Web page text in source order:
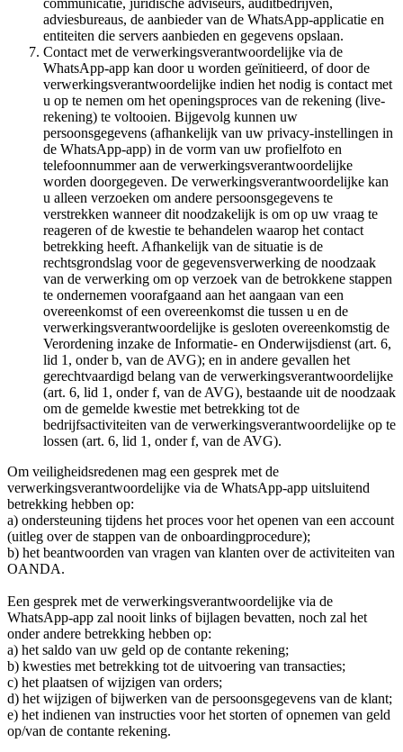
communicatie, juridische adviseurs, auditbedrijven,
adviesbureaus, de aanbieder van de WhatsApp-applicatie en
entiteiten die servers aanbieden en gegevens opslaan.
Contact met de verwerkingsverantwoordelijke via de
WhatsApp-app kan door u worden geïnitieerd, of door de
verwerkingsverantwoordelijke indien het nodig is contact met
u op te nemen om het openingsproces van de rekening (live-
rekening) te voltooien. Bijgevolg kunnen uw
persoonsgegevens (afhankelijk van uw privacy-instellingen in
de WhatsApp-app) in de vorm van uw profielfoto en
telefoonnummer aan de verwerkingsverantwoordelijke
worden doorgegeven. De verwerkingsverantwoordelijke kan
u alleen verzoeken om andere persoonsgegevens te
verstrekken wanneer dit noodzakelijk is om op uw vraag te
reageren of de kwestie te behandelen waarop het contact
betrekking heeft. Afhankelijk van de situatie is de
rechtsgrondslag voor de gegevensverwerking de noodzaak
van de verwerking om op verzoek van de betrokkene stappen
te ondernemen voorafgaand aan het aangaan van een
overeenkomst of een overeenkomst die tussen u en de
verwerkingsverantwoordelijke is gesloten overeenkomstig de
Verordening inzake de Informatie- en Onderwijsdienst (art. 6,
lid 1, onder b, van de AVG); en in andere gevallen het
gerechtvaardigd belang van de verwerkingsverantwoordelijke
(art. 6, lid 1, onder f, van de AVG), bestaande uit de noodzaak
om de gemelde kwestie met betrekking tot de
bedrijfsactiviteiten van de verwerkingsverantwoordelijke op te
lossen (art. 6, lid 1, onder f, van de AVG).
Om veiligheidsredenen mag een gesprek met de
verwerkingsverantwoordelijke via de WhatsApp-app uitsluitend
betrekking hebben op:
a) ondersteuning tijdens het proces voor het openen van een account
(uitleg over de stappen van de onboardingprocedure);
b) het beantwoorden van vragen van klanten over de activiteiten van
OANDA.
Een gesprek met de verwerkingsverantwoordelijke via de
WhatsApp-app zal nooit links of bijlagen bevatten, noch zal het
onder andere betrekking hebben op:
a) het saldo van uw geld op de contante rekening;
b) kwesties met betrekking tot de uitvoering van transacties;
c) het plaatsen of wijzigen van orders;
d) het wijzigen of bijwerken van de persoonsgegevens van de klant;
e) het indienen van instructies voor het storten of opnemen van geld
op/van de contante rekening.